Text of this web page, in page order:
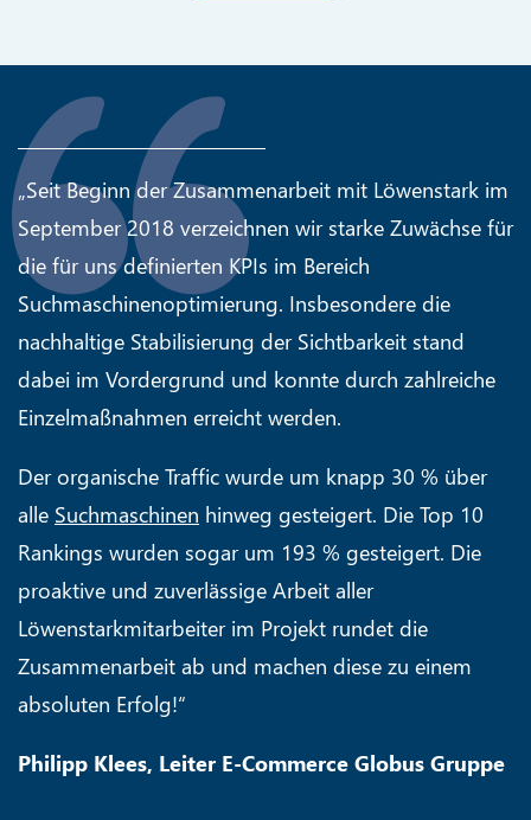
„Seit Beginn der Zusammenarbeit mit Löwenstark im
September 2018 verzeichnen wir starke Zuwächse für
die für uns definierten KPIs im Bereich
Suchmaschinenoptimierung. Insbesondere die
nachhaltige Stabilisierung der Sichtbarkeit stand
dabei im Vordergrund und konnte durch zahlreiche
Einzelmaßnahmen erreicht werden.
Der organische Traffic wurde um knapp 30 % über
alle Suchmaschinen hinweg gesteigert. Die Top 10
Rankings wurden sogar um 193 % gesteigert. Die
proaktive und zuverlässige Arbeit aller
Löwenstarkmitarbeiter im Projekt rundet die
Zusammenarbeit ab und machen diese zu einem
absoluten Erfolg!“
Philipp Klees, Leiter E-Commerce Globus Gruppe